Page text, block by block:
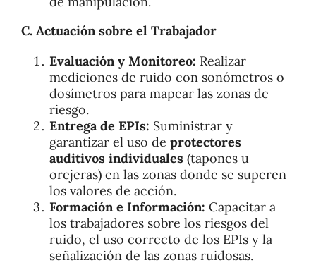
C. Actuación sobre el Trabajador
Evaluación y Monitoreo: Realizar
mediciones de ruido con sonómetros o
dosímetros para mapear las zonas de
riesgo.
Entrega de EPIs: Suministrar y
garantizar el uso de protectores
auditivos individuales(tapones u
orejeras) en las zonas donde se superen
los valores de acción.
Formación e Información: Capacitar a
los trabajadores sobre los riesgos del
ruido, el uso correcto de los EPIs y la
señalización de las zonas ruidosas.